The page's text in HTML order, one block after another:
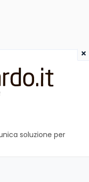
soluzione per
×